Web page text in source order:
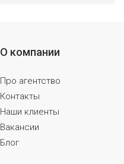
О компании
Про агентство
Контакты
Наши клиенты
Вакансии
Блог